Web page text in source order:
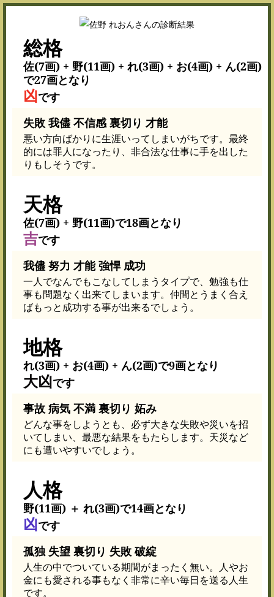
総格
佐(7画) + 野(11画) + れ(3画) + お(4画) + ん(2画)
で27画となり
凶です
失敗 我儘 不信感 裏切り 才能
悪い方向ばかりに生涯いってしまいがちです。最終
的には罪人になったり、非合法な仕事に手を出した
りもしそうです。
天格
佐(7画) + 野(11画)で18画となり
吉です
我儘 努力 才能 強悍 成功
一人でなんでもこなしてしまうタイプで、勉強も仕
事も問題なく出来てしまいます。仲間とうまく合え
ばもっと成功する事が出来るでしょう。
地格
れ(3画) + お(4画) + ん(2画)で9画となり
大凶です
事故 病気 不満 裏切り 妬み
どんな事をしようとも、必ず大きな失敗や災いを招
いてしまい、最悪な結果をもたらします。天災など
にも遭いやすいでしょう。
人格
野(11画) ＋ れ(3画)で14画となり
凶です
孤独 失望 裏切り 失敗 破綻
人生の中でついている期間がまったく無い。人やお
金にも愛される事もなく非常に辛い毎日を送る人生
です。